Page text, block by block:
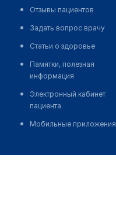
Отзывы пациентов
Задать вопрос врачу
Статьи о здоровье
Памятки, полезная
информация
Электронный кабинет
пациента
Мобильные приложения